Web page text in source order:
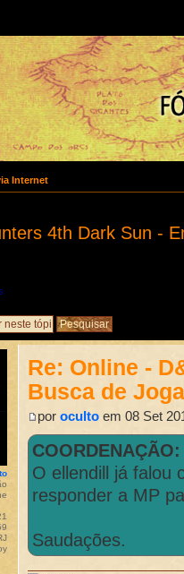
Internet
4th Dark Sun -
Re: Online -
Busca de
poroculto em 08 Set
O ellendill já falou
responder a MP
Saudações.